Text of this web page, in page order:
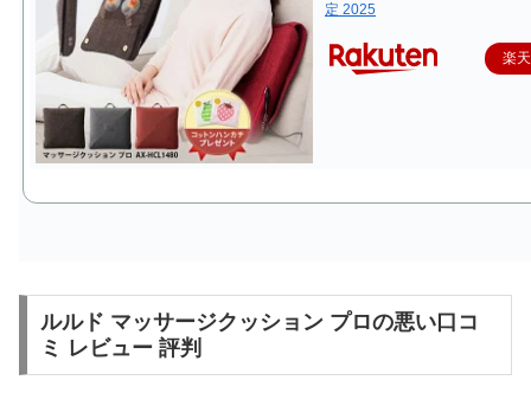
定 2025
楽
ルルド マッサージクッション プロの悪い口コ
ミ レビュー 評判